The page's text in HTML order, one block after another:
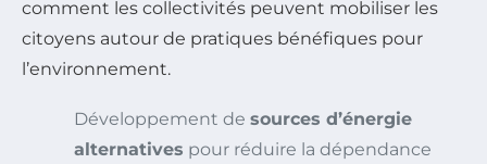
comment les collectivités peuvent mobiliser les
citoyens autour de pratiques bénéfiques pour
l’environnement.
Développement de sources d’énergie
alternatives pour réduire la dépendance